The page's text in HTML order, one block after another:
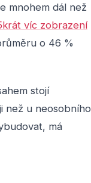
mnohem dál než
víc zobrazení
o 46 %
stojí
než u neosobního
má